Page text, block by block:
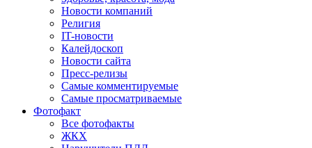
Новости компаний
Религия
IT-новости
Калейдоскоп
Новости сайта
Пресс-релизы
Самые комментируемые
Самые просматриваемые
Фотофакт
Все фотофакты
ЖКХ